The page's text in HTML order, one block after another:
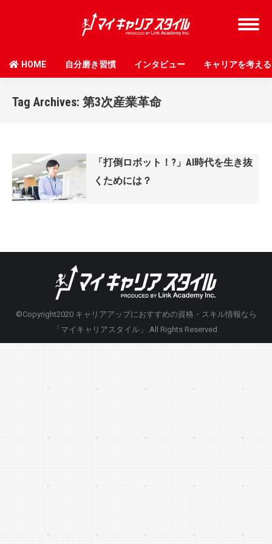
HOME 自分磨き習慣 インタビュー キャリアを考える
Tag Archives: 第3次産業革命
「打倒ロボット！?」AI時代を生き抜
くためには？
©Copyright2020 キャリアアップにおすすめの資格・スキル情報なら
「マイキャリアスタイル」
.All Rights Reserved.